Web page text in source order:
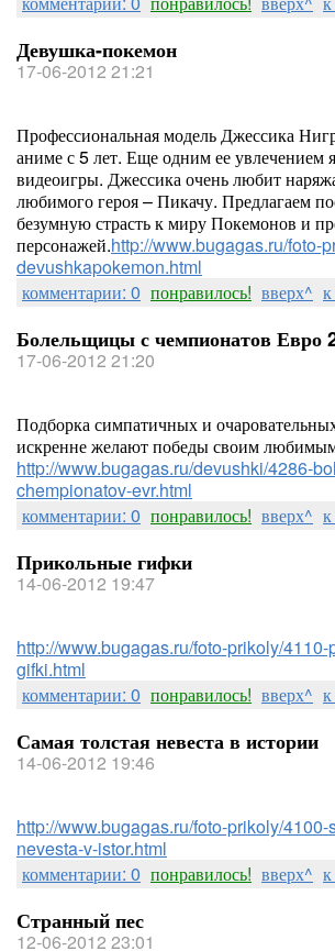
Девушка-покемон
17-06-2012 21:21
Профессиональная модель Джессика
аниме с 5 лет. Еще одним ее увлечением
видеоигры. Джессика очень любит
любимого героя – Пикачу. Предлагаем
безумную страсть к миру Покемонов и
персонажей.http://www.bugagas.ru/foto-
devushkapokemon.html
комментарии: 0 понравилось! вверх^
Болельщицы с чемпионатов Евро
17-06-2012 21:20
Подборка симпатичных и
искренне желают победы своим
http://www.bugagas.ru/devushki/4286-
chempionatov-evr.html
комментарии: 0 понравилось! вверх^
Прикольные гифки
14-06-2012 19:47
http://www.bugagas.ru/foto-prikoly/
gifki.html
комментарии: 0 понравилось! вверх^
Самая толстая невеста в истории
14-06-2012 19:46
http://www.bugagas.ru/foto-prikoly/
nevesta-v-istor.html
комментарии: 0 понравилось! вверх^
Странный пес
12-06-2012 23:01